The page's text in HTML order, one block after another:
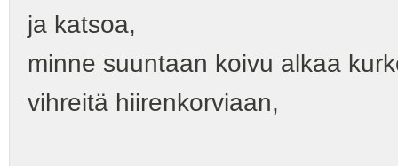
ja katsoa,
minne suuntaan koivu alkaa
vihreitä hiirenkorviaan,